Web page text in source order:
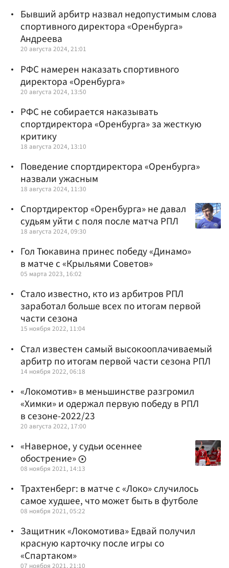
Бывший арбитр назвал недопустимым слова
спортивного директора «Оренбурга»
Андреева
20 августа 2024, 21:01
РФС намерен наказать спортивного
директора «Оренбурга»
20 августа 2024, 13:50
РФС не собирается наказывать
спортдиректора «Оренбурга» за жесткую
критику
18 августа 2024, 13:10
Поведение спортдиректора «Оренбурга»
назвали ужасным
18 августа 2024, 11:30
Спортдиректор «Оренбурга» не давал
судьям уйти с поля после матча РПЛ
18 августа 2024, 09:30
Гол Тюкавина принес победу «Динамо»
в матче с «Крыльями Советов»
05 марта 2023, 16:02
Стало известно, кто из арбитров РПЛ
заработал больше всех по итогам первой
части сезона
15 ноября 2022, 11:04
Стал известен самый высокооплачиваемый
арбитр по итогам первой части сезона РПЛ
14 ноября 2022, 06:18
«Локомотив» в меньшинстве разгромил
«Химки» и одержал первую победу в РПЛ
в сезоне-2022/23
20 августа 2022, 17:00
«Наверное, у судьи осеннее
обострение»
08 ноября 2021, 14:13
Трахтенберг: в матче с «Локо» случилось
самое худшее, что может быть в футболе
08 ноября 2021, 05:22
Защитник «Локомотива» Едвай получил
красную карточку после игры со
«Спартаком»
07 ноября 2021, 21:10